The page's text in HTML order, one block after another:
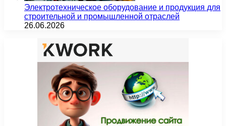
Электротехническое оборудование и продукция для
строительной и промышленной отраслей
26.06.2026